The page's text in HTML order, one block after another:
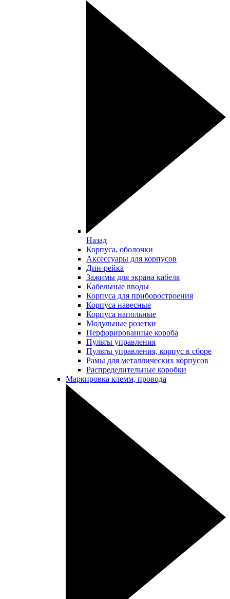
Назад
Корпуса, оболочки
Аксессуары для корпусов
Дин-рейка
Зажимы для экрана кабеля
Кабельные вводы
Корпуса для приборостроения
Корпуса навесные
Корпуса напольные
Модульные розетки
Перфорированные короба
Пульты управления
Пульты управления, корпус в сборе
Рамы для металлических корпусов
Распределительные коробки
Маркировка клемм, провода